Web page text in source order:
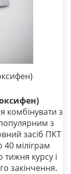
комбінувати з
з
засіб ПКТ
40 міліграм
курсу і
закінчення.